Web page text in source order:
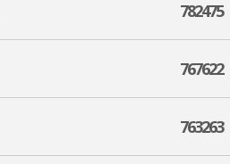
782475
767622
763263